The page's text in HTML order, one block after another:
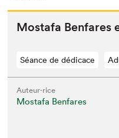
Mostafa Ben­fares
Séance de dédicace
Auteur·rice
Mostafa Benfares